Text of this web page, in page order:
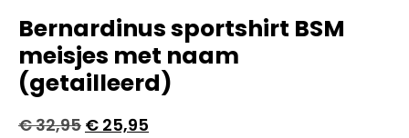
Bernardinus sportshirt BSM
meisjes met naam
(getailleerd)
€32,95 € 25,95